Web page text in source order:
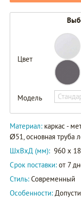
Цвет
Модель
Мадлен
Мадлен
Материал: каркас -
Ø51, основная труба
ШxВxД (мм): 960 x
Срок поставки: от 7
Стиль: Современный
Особенности: